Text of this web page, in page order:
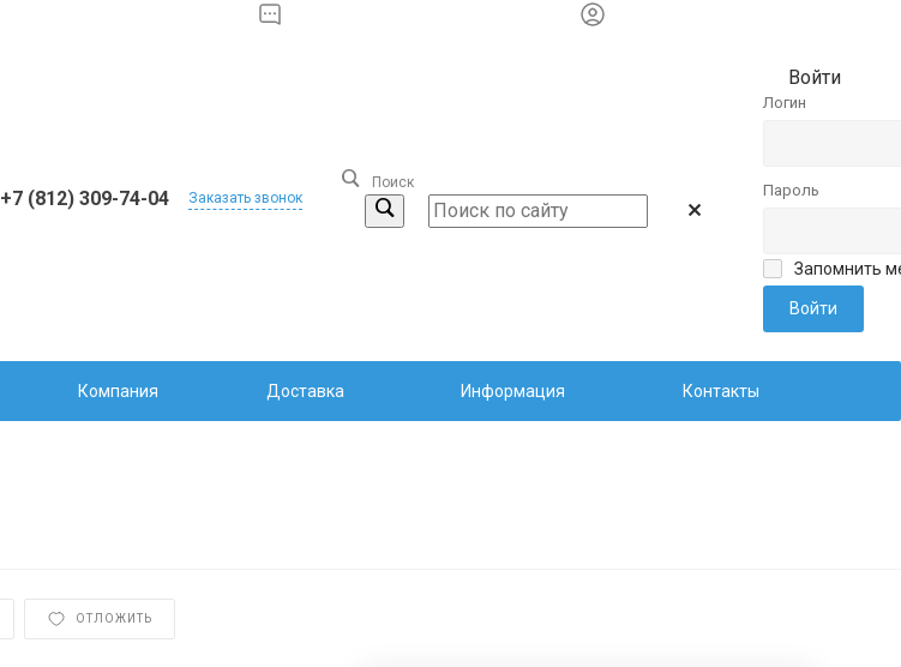
+7 (812) 309-74-04 Заказать звонок
Поиск
Войти
Логин
Пароль
Запомнить
Компания Доставка Информация Контакты
ОТЛОЖИТЬ